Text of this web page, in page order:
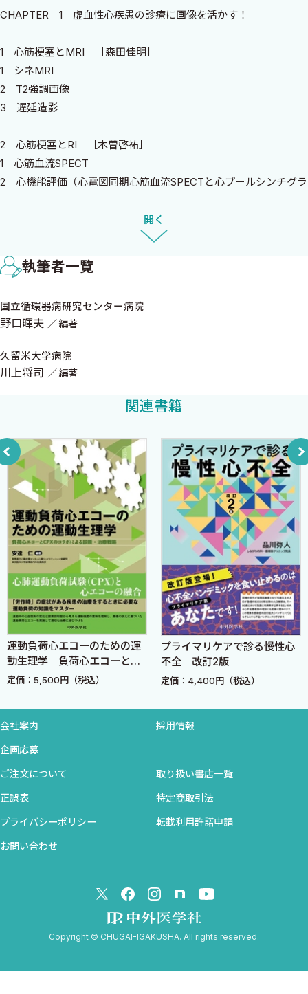
技体の準備が整っているかどうかに他ならない．侵襲的手技に関
心臓画像の書籍を企画するにあたり，改めて自身にとっての画像
検査の意義を考えたとき，この言葉を思い出した．そして，これ
まで指導してくださった多くの先生方の姿が自然と思い浮かん
だ．その中で，編集をご相談すべく最初にご連絡差し上げたのが野
心にご指導くださった恩師の一人であり，臨床・研究の両面にお
いて本領域を牽引されてきた第一人者である．野口先生のお力を
お借りしながら，世界のトップランナーの先生方にご参集いただ
本書が，心臓画像の制圧に挑む読者の一助となることを心より
願っている．
2026年2月
川 上 将 司
CHAPTER 1 虚血性心疾患の診療に画像を活かす！
1 心筋梗塞とMRI ［森田佳明］
1 シネMRI
2 T2強調画像
3 遅延造影
2 心筋梗塞とRI ［木曽啓祐］
1 心筋血流SPECT
2 心機能評価（心電図同期心筋血流SPECTと心プールシンチグラ
3 18F標識FDG—PET
3 梗塞サイズの評価とリアル ［三浦弘之］
1 MRIを用いた梗塞サイズの評価
3 心筋バイオマーカー
4 その他の梗塞サイズ評価法
4 心筋バイアビリティの評価のリアル ［澤田賢一郎］
2 各種検査の特徴と比較
4 各症例での心筋バイアビリティ評価の活かし方
5 今後の課題
5 左室駆出率の評価 ［兼田浩平］
1 虚血性心疾患診療におけるLVEF評価の意義
2 LVEF評価に用いられる主要画像モダリティ
3 臨床現場での使い分けと診断アルゴリズム
4 特殊な臨床シナリオでの考慮事項
6 左室内血栓の評価のリアル ［藤野雅史］
1 低左室機能症例における左室内血栓の画像的評価法
2 疫学やリスク層別
3 左室内血栓に対する治療
1 非心臓手術の術前に指摘された冠動脈病変：拡げるか，否
2 術前冠動脈CTの読影ポイント
8 石灰化病変に対するPCIとCT ［西平賢作］
2 PCI術者の視点からの冠動脈CTの術前活用法
4 OCT／IVUSによる術中評価との統合
9 慢性完全閉塞病変に対するPCIとCT ［黒木一公］
開く
執筆者一覧
国立循環器病研究センター病院
野口暉夫 編著
久留米大学病院
川上将司 編著
関連書籍
運動負荷心エコーのための運
動生理学 負荷心エコーと
CPXのコラボによる診断・治
定価：5,500円（税込）
プライマリケアで診る慢性心
不全 改訂2版
定価：4,400円（税込）
会社案内 採用情報
企画応募
ご注文について 取り扱い書店一覧
正誤表 特定商取引法
プライバシーポリシー 転載利用許諾申請
お問い合わせ
Copyright © CHUGAI-IGAKUSHA. All rights reserved.